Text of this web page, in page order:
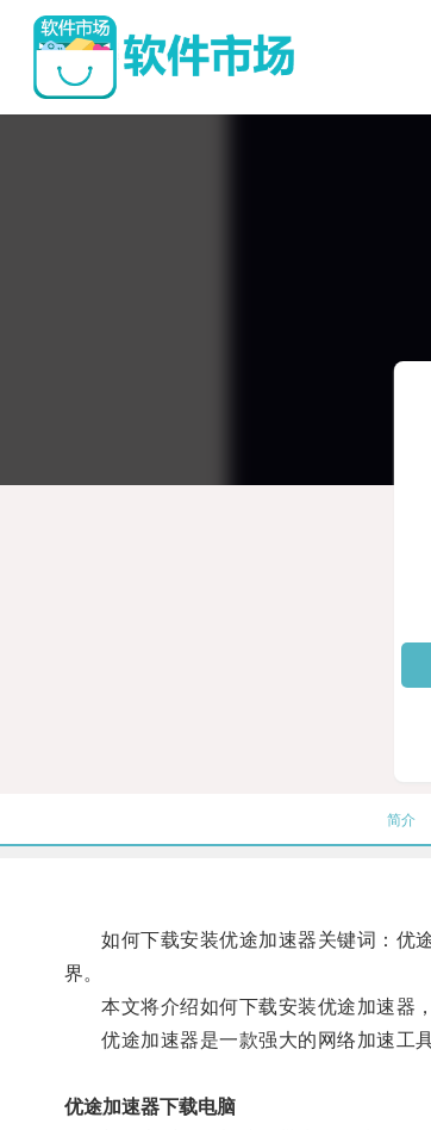
简介
如何下载安装优途加速器关键词：优途
界。
本文将介绍如何下载安装优途加速器，
优途加速器是一款强大的网络加速工具
优途加速器下载电脑